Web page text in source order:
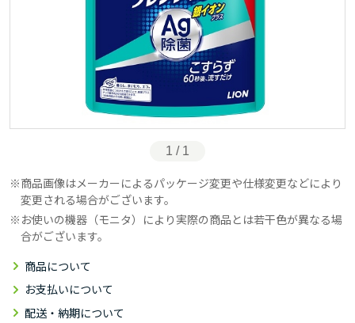
1 / 1
商品画像はメーカーによるパッケージ変更や仕様変更などにより
変更される場合がございます。
お使いの機器（モニタ）により実際の商品とは若干色が異なる場
合がございます。
商品について
お支払いについて
配送・納期について